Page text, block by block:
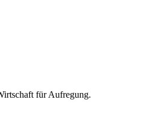
für Aufregung.